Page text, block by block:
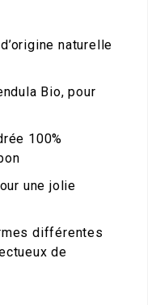
naturelle
Bio, pour
100%
une jolie
différentes
de